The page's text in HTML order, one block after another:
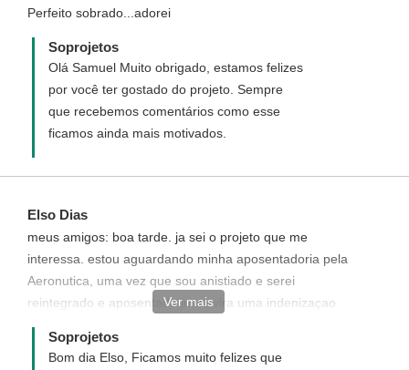
Perfeito sobrado...adorei
Soprojetos
Olá Samuel Muito obrigado, estamos felizes
por você ter gostado do projeto. Sempre
que recebemos comentários como esse
ficamos ainda mais motivados.
Elso Dias
meus amigos: boa tarde. ja sei o projeto que me
interessa. estou aguardando minha aposentadoria pela
Aeronutica, uma vez que sou anistiado e serei
reintegrado e aposentado.junto vira uma indenizaçao
que me proporcionara realizar meu sonho que e o
projeto 98. me aguarde. seus projetos sao
Ver mais
Soprojetos
Bom dia Elso, Ficamos muito felizes que